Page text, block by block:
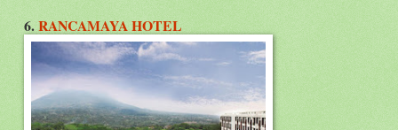
6.RANCAMAYA HOTEL